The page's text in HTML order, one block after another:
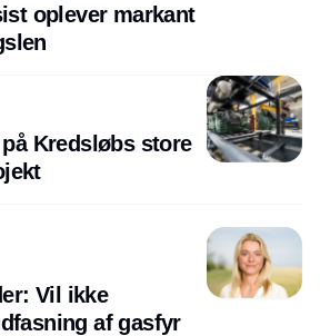
oplever markant
Kredsløbs store
Vil ikke
af gasfyr